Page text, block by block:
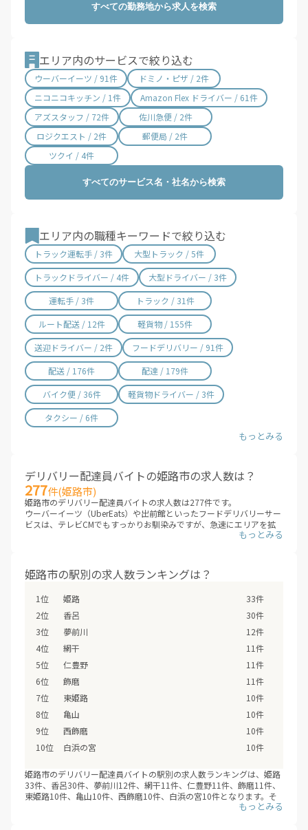
愛知県 / 3,016件
三重県 / 998件
大阪府 / 3,331件
兵庫県 / 2,487件
奈良県 / 622件
和歌山県 / 321件
鳥取県 / 186件
島根県 / 198件
岡山県 / 754件
広島県 / 1,483件
山口県 / 358件
徳島県 / 194件
香川県 / 501件
愛媛県 / 436件
福岡県 / 1,699件
佐賀県 / 194件
長崎県 / 394件
沖縄県 / 286件
すべての勤務地から求人を検索
エリア内のサービスで絞り込む
ウーバーイーツ / 91件
ドミノ・ピザ / 2件
ニコニコキッチン / 1件
Amazon Flex ドライバー / 61件
アズスタッフ / 72件
佐川急便 / 2件
ロジクエスト / 2件
郵便局 / 2件
ツクイ / 4件
すべてのサービス名・社名から検索
エリア内の職種キーワードで絞り込む
トラック運転手 / 3件
大型トラック / 5件
トラックドライバー / 4件
大型ドライバー / 3件
運転手 / 3件
トラック / 31件
ルート配送 / 12件
軽貨物 / 155件
送迎ドライバー / 2件
フードデリバリー / 91件
配送 / 176件
配達 / 179件
バイク便 / 36件
軽貨物ドライバー / 3件
タクシー / 6件
デリバリー配達員バイトの姫路市の求人数は？
277件(姫路市)
姫路市のデリバリー配達員バイトの求人数は277件です。
ウーバーイーツ（UberEats）や出前館といったフードデリバリーサー
ビスは、テレビCMでもすっかりお馴染みですが、急速にエリアを拡
大しています。これまでサービスが提供されていないエリアも、次々
姫路市のエリアに、新しいデリバリー配達員バイトが追加されていな
いか、ぜひチェックしてみてください。
※2026年08月最新
姫路市の駅別の求人数ランキングは？
姫路
33件
香呂
30件
夢前川
12件
網干
11件
仁豊野
11件
飾磨
11件
東姫路
10件
亀山
10件
西飾磨
10件
白浜の宮
10件
姫路市のデリバリー配達員バイトの駅別の求人数ランキングは、姫路
33件、香呂30件、夢前川12件、網干11件、仁豊野11件、飾磨11件、
東姫路10件、亀山10件、西飾磨10件、白浜の宮10件となります。そ
のほかデリバリー 配達員バイトの求人 - 姫路市のデリバリー配達員バ